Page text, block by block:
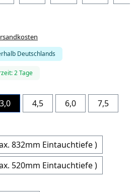
Deutschlands
2 Tage
3,0 4,5 6,0
7,5
832mm Eintauchtiefe )
520mm Eintauchtiefe )